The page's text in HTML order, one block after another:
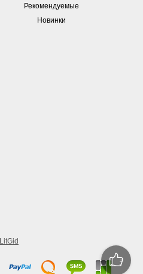
Рекомендуемые
Новинки
LitGid